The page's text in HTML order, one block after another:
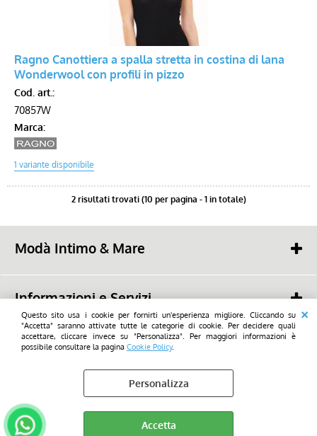
Questo sito usa i cookie per fornirti un'esperienza migliore. Cliccando su
"Accetta" saranno attivate tutte le categorie di cookie. Per decidere quali
accettare, cliccare invece su "Personalizza". Per maggiori informazioni è
possibile consultare la pagina Cookie Policy.
Personalizza
Accetta
Ragno Canottiera a spalla stretta in costina di lana
Wonderwool con profili in pizzo
Cod. art.:
70857W
Marca:
2 risultati trovati (10 per pagina - 1 in totale)
Modà Intimo & Mare
tel. (+39) 0545 23668
mail: info@modalugo.it
WhatsApp: (+39) 347 736 9692
Informazioni e Servizi
Chi Siamo
Condizioni di Vendita
2026 - Savioli snc - Tutti i diritti di utilizzo sono riservati_All rights reserved
Cookie Policy Preferenze cookie